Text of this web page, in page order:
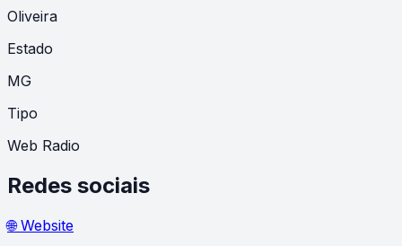
Oliveira
Estado
MG
Tipo
Web Radio
Redes sociais
🌐 Website